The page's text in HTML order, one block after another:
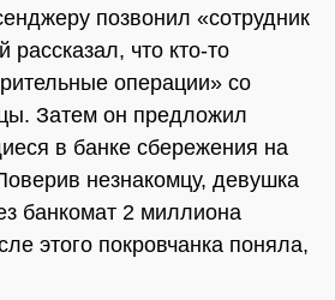
позвонил «сотрудник
что кто-то
операции» со
Затем он предложил
в банке сбережения на
незнакомцу, девушка
банкомат 2 миллиона
этого покровчанка поняла,